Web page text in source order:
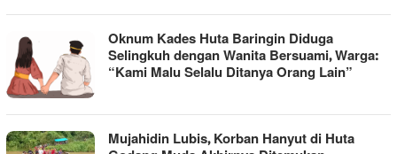
Oknum Kades Huta Baringin Diduga
Selingkuh dengan Wanita Bersuami, Warga:
“Kami Malu Selalu Ditanya Orang Lain”
Mujahidin Lubis, Korban Hanyut di Huta